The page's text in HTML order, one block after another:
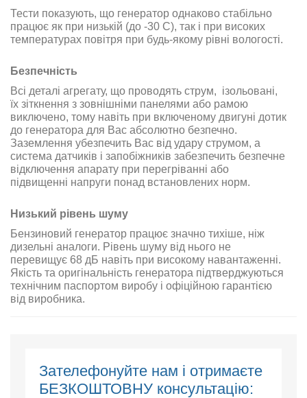
Тести показують, що генератор однаково стабільно
працює як при низькій (до -30 С), так і при високих
температурах повітря при будь-якому рівні вологості.
Безпечність
Всі деталі агрегату, що проводять струм, ізольовані,
їх зіткнення з зовнішніми панелями або рамою
виключено, тому навіть при включеному двигуні дотик
до генератора для Вас абсолютно безпечно.
Заземлення убезпечить Вас від удару струмом, а
система датчиків і запобіжників забезпечить безпечне
відключення апарату при перегріванні або
підвищенні напруги понад встановлених норм.
Низький рівень шуму
Бензиновий генератор працює значно тихіше, ніж
дизельні аналоги. Рівень шуму від нього не
перевищує 68 дБ навіть при високому навантаженні.
Якість та оригінальність генератора підтверджуються
технічним паспортом виробу і офіційною гарантією
від виробника.
Зателефонуйте нам і отримаєте
БЕЗКОШТОВНУ консультацію: